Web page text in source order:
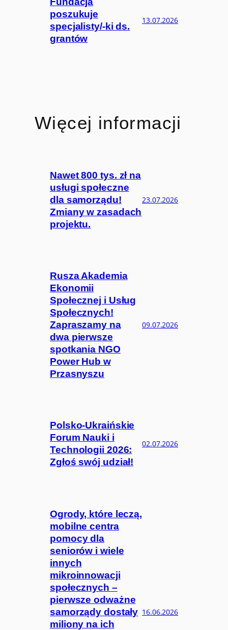
poszukuje
specjalisty/-ki ds.
grantów
13.07.2026
Więcej informacji
Nawet 800 tys. zł na
usługi społeczne
dla samorządu!
Zmiany w zasadach
projektu.
23.07.2026
Rusza Akademia
Ekonomii
Społecznej i Usług
Społecznych!
Zapraszamy na
dwa pierwsze
spotkania NGO
Power Hub w
Przasnyszu
09.07.2026
Polsko-Ukraińskie
Forum Nauki i
Technologii 2026:
Zgłoś swój udział!
02.07.2026
Ogrody, które leczą,
mobilne centra
pomocy dla
seniorów i wiele
innych
mikroinnowacji
społecznych –
pierwsze odważne
samorządy dostały
miliony na ich
16.06.2026